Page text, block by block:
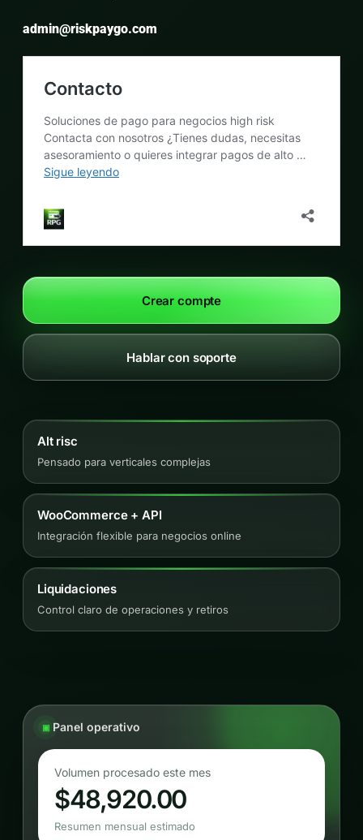
admin@riskpaygo.com
Crear compte
Hablar con soporte
Alt risc
Pensado para verticales complejas
WooCommerce + API
Integración flexible para negocios online
Liquidaciones
Control claro de operaciones y retiros
Panel operativo
Volumen procesado este mes
$48,920.00
Resumen mensual estimado